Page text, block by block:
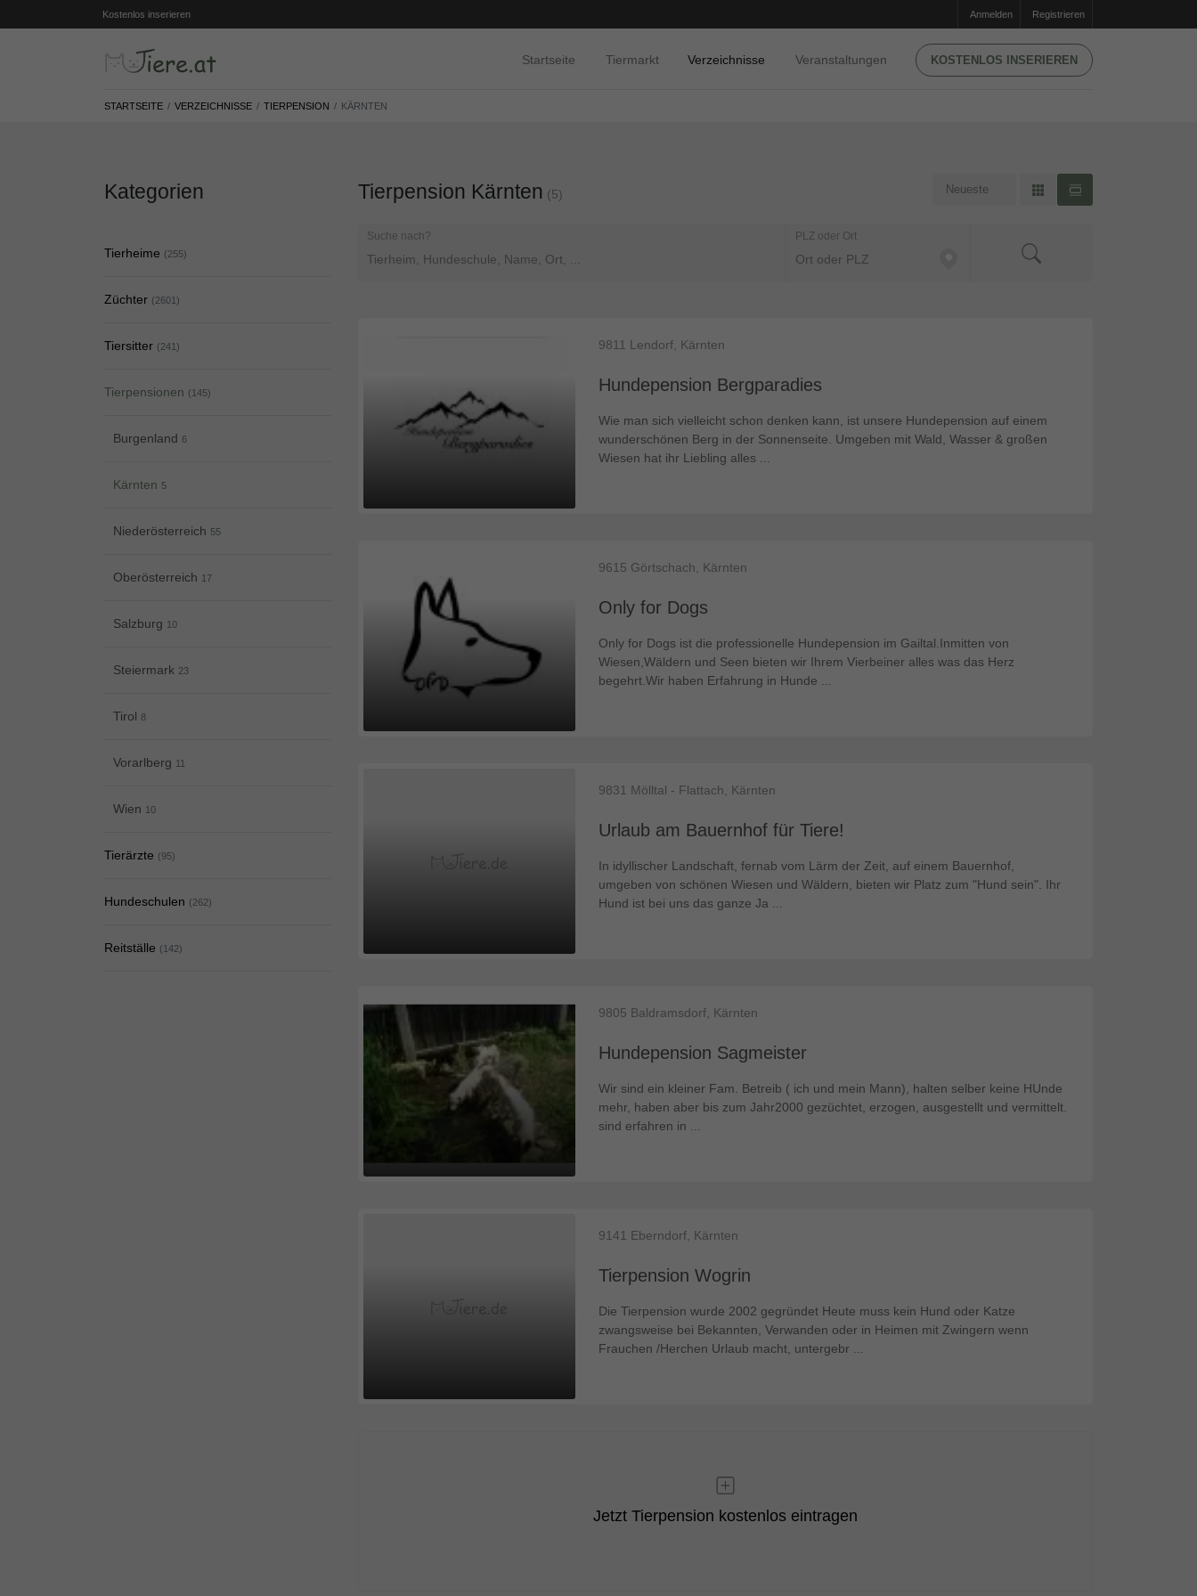
Kostenlos inserieren Anmelden Registrieren
Startseite Tiermarkt Verzeichnisse Veranstaltungen KOSTENLOS INSERIEREN
STARTSEITE VERZEICHNISSE TIERPENSION KÄRNTEN
Kategorien
Tierheime (255)
Züchter (2601)
Tiersitter (241)
Tierpensionen (145)
Burgenland 6
Kärnten 5
Niederösterreich 55
Oberösterreich 17
Salzburg 10
Steiermark 23
Tirol 8
Vorarlberg 11
Wien 10
Tierärzte (95)
Hundeschulen (262)
Reitställe (142)
Tierpension Kärnten (5)
Suche nach? PLZ oder Ort
Hundepension Bergparadies
9811 Lendorf, Kärnten
Wie man sich vielleicht schon denken kann, ist unsere Hundepension auf einem
wunderschönen Berg in der Sonnenseite. Umgeben mit Wald, Wasser & großen
Wiesen hat ihr Liebling alles ...
Only for Dogs
9615 Görtschach, Kärnten
Only for Dogs ist die professionelle Hundepension im Gailtal.Inmitten von
Wiesen,Wäldern und Seen bieten wir Ihrem Vierbeiner alles was das Herz
begehrt.Wir haben Erfahrung in Hunde ...
Urlaub am Bauernhof für Tiere!
9831 Mölltal - Flattach, Kärnten
In idyllischer Landschaft, fernab vom Lärm der Zeit, auf einem Bauernhof,
umgeben von schönen Wiesen und Wäldern, bieten wir Platz zum "Hund sein". Ihr
Hund ist bei uns das ganze Ja ...
Hundepension Sagmeister
9805 Baldramsdorf, Kärnten
Wir sind ein kleiner Fam. Betreib ( ich und mein Mann), halten selber keine HUnde
mehr, haben aber bis zum Jahr2000 gezüchtet, erzogen, ausgestellt und vermittelt.
sind erfahren in ...
Tierpension Wogrin
9141 Eberndorf, Kärnten
Die Tierpension wurde 2002 gegründet Heute muss kein Hund oder Katze
zwangsweise bei Bekannten, Verwanden oder in Heimen mit Zwingern wenn
Frauchen /Herchen Urlaub macht, untergebr ...
Jetzt Tierpension kostenlos eintragen